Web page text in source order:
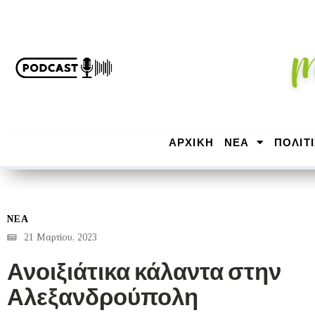
ΑΡΧΙΚΉ ΝΕΑ
ΝΕΑ
21 Μαρτίου, 2023
Ανοιξιάτικα κάλαντα στην
Αλεξανδρούπολη